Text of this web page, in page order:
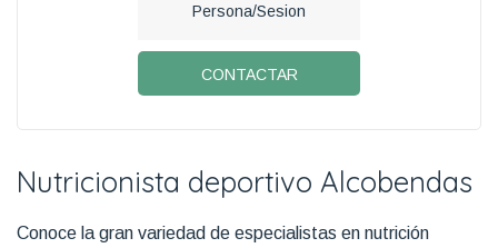
Persona/Sesion
CONTACTAR
Nutricionista deportivo Alcobendas
Conoce la gran variedad de especialistas en nutrición